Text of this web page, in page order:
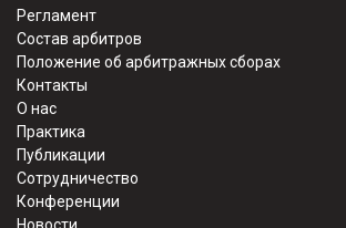
Регламент
Состав арбитров
Положение об арбитражных сборах
Контакты
О нас
Практика
Публикации
Сотрудничество
Конференции